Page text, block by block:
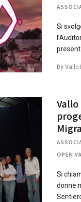
Si
By Vallo
OPEN
Si
donne